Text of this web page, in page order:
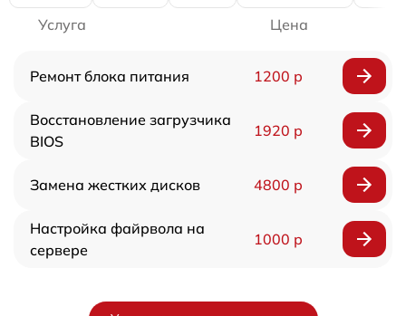
Услуга Цена
Ремонт блока питания 1200 р
Восстановление загрузчика
BIOS
1920 р
Замена жестких дисков 4800 р
Настройка файрвола на
сервере
1000 р